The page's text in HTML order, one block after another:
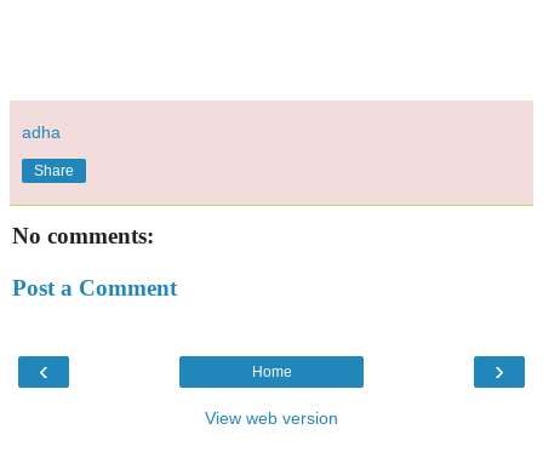
adha
Share
No comments:
Post a Comment
‹ ›
Home
View web version